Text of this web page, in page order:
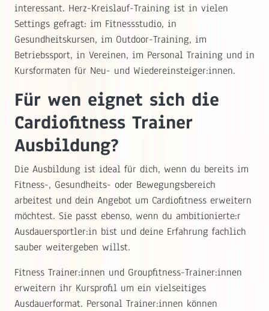
interessant. Herz-Kreislauf-Training ist in vielen
Settings gefragt: im Fitnessstudio, in
Gesundheitskursen, im Outdoor-Training, im
Betriebssport, in Vereinen, im Personal Training und in
Kursformaten für Neu- und Wiedereinsteiger:innen.
Für wen eignet sich die
Cardiofitness Trainer
Ausbildung?
Die Ausbildung ist ideal für dich, wenn du bereits im
Fitness-, Gesundheits- oder Bewegungsbereich
arbeitest und dein Angebot um Cardiofitness erweitern
möchtest. Sie passt ebenso, wenn du ambitionierte:r
Ausdauersportler:in bist und deine Erfahrung fachlich
sauber weitergeben willst.
Fitness Trainer:innen und Groupfitness-Trainer:innen
erweitern ihr Kursprofil um ein vielseitiges
Ausdauerformat. Personal Trainer:innen können